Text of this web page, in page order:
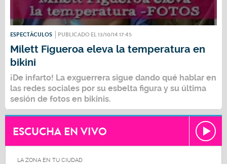
ESPECTÁCULOS PUBLICADO EL 13/10/14 17:45
Milett Figueroa eleva la temperatura en
bikini
¡De infarto! La exguerrera sigue dando qué hablar en
las redes sociales por su esbelta figura y su última
sesión de fotos en bikinis.
ESCUCHA EN VIVO
LA ZONA EN TU CIUDAD